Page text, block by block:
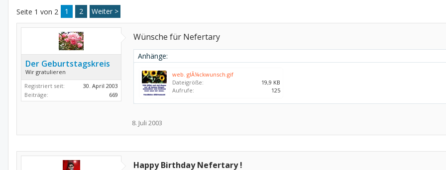
Seite 1 von 2 1 2 Weiter >
Der Geburtstagskreis
Wir gratulieren
Registriert seit:
30. April 2003
Beiträge:
669
Wünsche für Nefertary
Anhänge:
web. glÃ¼ckwunsch.gif
Dateigröße:
19,9 KB
Aufrufe:
125
8. Juli 2003
Happy Birthday Nefertary !